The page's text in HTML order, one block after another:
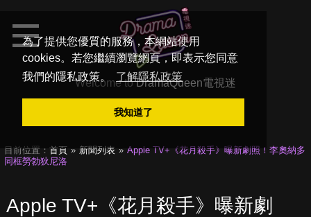
為了提供您優質的服務，本網站使用
cookies。若您繼續瀏覽網頁，即表示您同意
我們的隱私政策。
了解隱私政策
我知道了
Welcome toDramaQueen電視迷
目前位置： 首頁 新聞列表
Apple TV+《花月殺手》曝新劇照！李奧納多
同框勞勃狄尼洛
Apple TV+《花月殺手》曝新劇